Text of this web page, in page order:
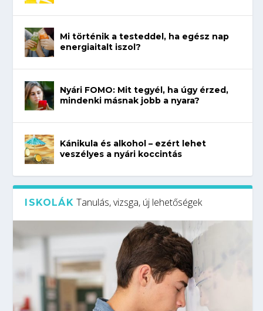
Mi történik a testeddel, ha egész nap
energiaitalt iszol?
Nyári FOMO: Mit tegyél, ha úgy érzed,
mindenki másnak jobb a nyara?
Kánikula és alkohol – ezért lehet
veszélyes a nyári koccintás
ISKOLÁK Tanulás, vizsga, új lehetőségek